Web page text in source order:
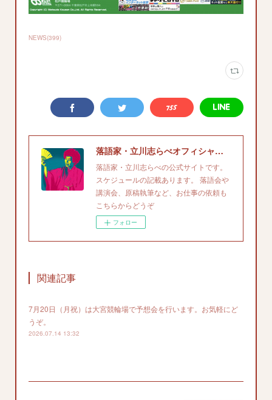
NEWS(399)
落語家・立川志らべオフィシャルサイト
落語家・立川志らべの公式サイトです。
スケジュールの記載あります。 落語会や
講演会、原稿執筆など、お仕事の依頼も
こちらからどうぞ
フォロー
関連記事
7月20日（月祝）は大宮競輪場で予想会を行います。お気軽にど
うぞ。
2026.07.14 13:32